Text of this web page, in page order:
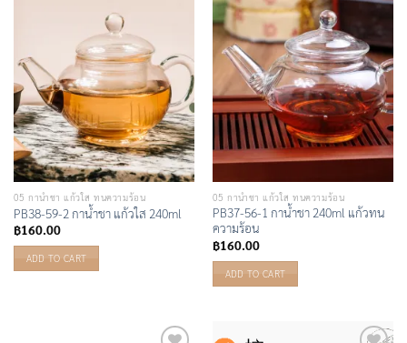
05 กาน้ำชา แก้วใส ทนความร้อน
PB38-59-2 กาน้ำชา แก้วใส 240ml
฿160.00
ADD TO CART
Add to
Wishlist
05 กาน้ำชา แก้วใส ทนความร้อน
PB37-56-1 กาน้ำชา 240ml แก้วทน
ความร้อน
฿160.00
ADD TO CART